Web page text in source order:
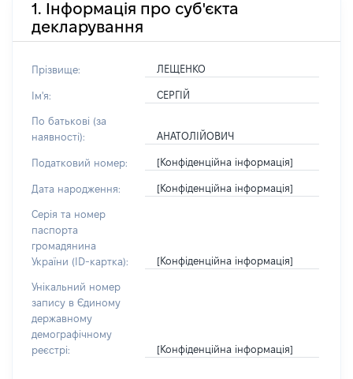
1. Інформація про суб'єкта
декларування
Прізвище: ЛЕЩЕНКО
Ім'я: СЕРГІЙ
По батькові (за
наявності):
АНАТОЛІЙОВИЧ
Податковий номер: [Конфіденційна інформація]
Дата народження: [Конфіденційна інформація]
Серія та номер
паспорта
громадянина
України (ID-картка):
[Конфіденційна інформація]
Унікальний номер
запису в Єдиному
державному
демографічному
реєстрі:
[Конфіденційна інформація]